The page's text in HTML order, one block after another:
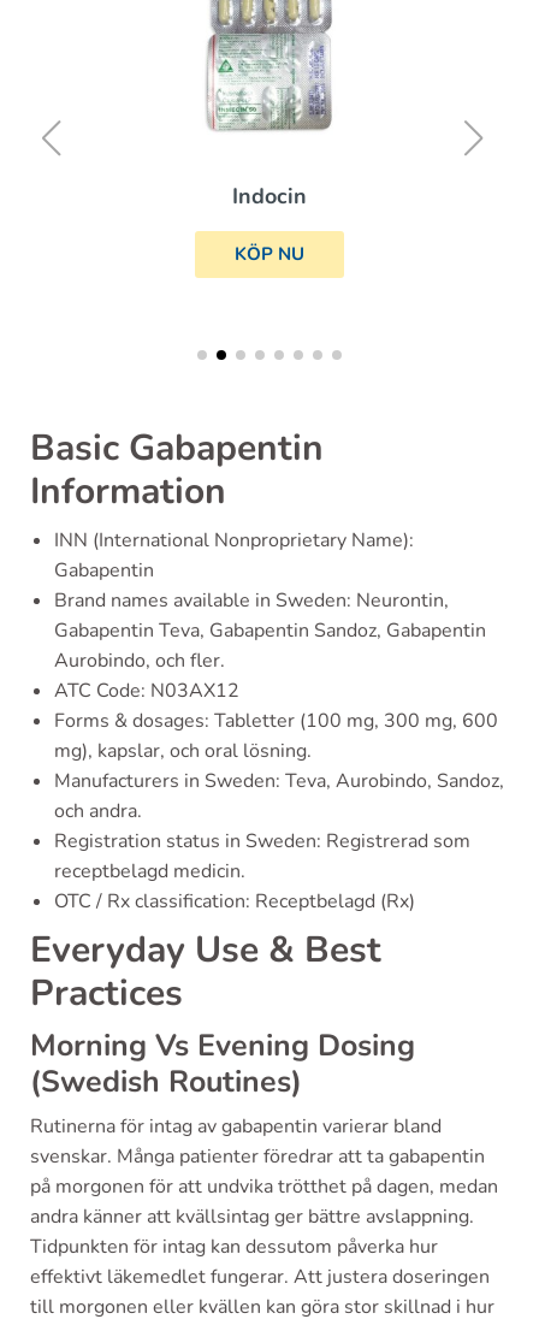
Indocin
KÖP NU
Basic Gabapentin
Information
INN (International Nonproprietary Name):
Gabapentin
Brand names available in Sweden: Neurontin,
Gabapentin Teva, Gabapentin Sandoz, Gabapentin
Aurobindo, och fler.
ATC Code: N03AX12
Forms & dosages: Tabletter (100 mg, 300 mg, 600
mg), kapslar, och oral lösning.
Manufacturers in Sweden: Teva, Aurobindo, Sandoz,
och andra.
Registration status in Sweden: Registrerad som
receptbelagd medicin.
OTC / Rx classification: Receptbelagd (Rx)
Everyday Use & Best
Practices
Morning Vs Evening Dosing
(Swedish Routines)
Rutinerna för intag av gabapentin varierar bland
svenskar. Många patienter föredrar att ta gabapentin
på morgonen för att undvika trötthet på dagen, medan
andra känner att kvällsintag ger bättre avslappning.
Tidpunkten för intag kan dessutom påverka hur
effektivt läkemedlet fungerar. Att justera doseringen
till morgonen eller kvällen kan göra stor skillnad i hur